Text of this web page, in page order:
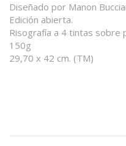
Diseñado por Manon
Edición abierta.
Risografía a 4 tintas sobre
150g
29,70 x 42 cm. (TM)